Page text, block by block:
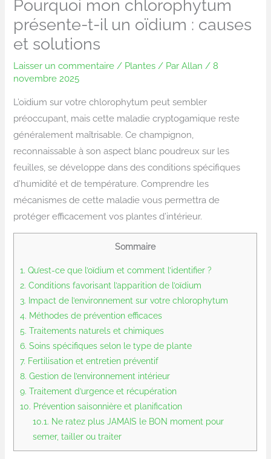
Pourquoi mon chlorophytum
présente-t-il un oïdium : causes
et solutions
Laisser un commentaire / Plantes / ParAllan /8
novembre 2025
L’oïdium sur votre chlorophytum peut sembler
préoccupant, mais cette maladie cryptogamique reste
généralement maîtrisable. Ce champignon,
reconnaissable à son aspect blanc poudreux sur les
feuilles, se développe dans des conditions spécifiques
d’humidité et de température. Comprendre les
mécanismes de cette maladie vous permettra de
protéger efficacement vos plantes d’intérieur.
Sommaire
1. Qu’est-ce que l’oïdium et comment l’identifier ?
2. Conditions favorisant l’apparition de l’oïdium
3. Impact de l’environnement sur votre chlorophytum
4. Méthodes de prévention efficaces
5. Traitements naturels et chimiques
6. Soins spécifiques selon le type de plante
7. Fertilisation et entretien préventif
8. Gestion de l’environnement intérieur
9. Traitement d’urgence et récupération
10. Prévention saisonnière et planification
10.1. Ne ratez plus JAMAIS le BON moment pour
semer, tailler ou traiter